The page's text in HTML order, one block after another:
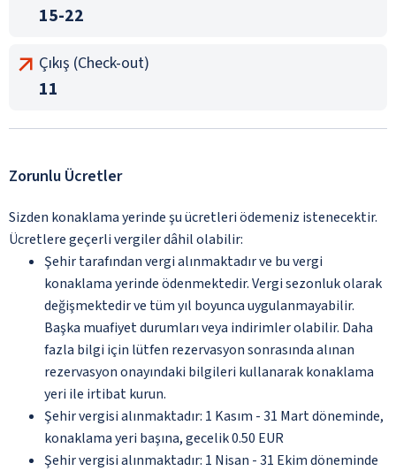
15-22
Çıkış (Check-out)
11
Zorunlu Ücretler
Sizden konaklama yerinde şu ücretleri ödemeniz istenecektir.
Ücretlere geçerli vergiler dâhil olabilir:
Şehir tarafından vergi alınmaktadır ve bu vergi
konaklama yerinde ödenmektedir. Vergi sezonluk olarak
değişmektedir ve tüm yıl boyunca uygulanmayabilir.
Başka muafiyet durumları veya indirimler olabilir. Daha
fazla bilgi için lütfen rezervasyon sonrasında alınan
rezervasyon onayındaki bilgileri kullanarak konaklama
yeri ile irtibat kurun.
Şehir vergisi alınmaktadır: 1 Kasım - 31 Mart döneminde,
konaklama yeri başına, gecelik 0.50 EUR
Şehir vergisi alınmaktadır: 1 Nisan - 31 Ekim döneminde